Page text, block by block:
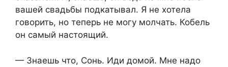
вашей свадьбы подкатывал. Я не хотела
говорить, но теперь не могу молчать. Кобель
он самый настоящий.
— Знаешь что, Сонь. Иди домой. Мне надо